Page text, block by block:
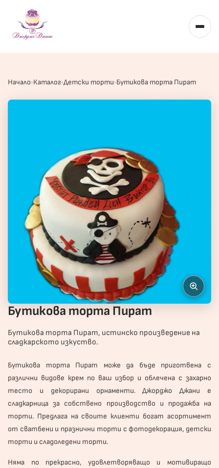
Начало Каталог Детски торти Бутикова торта Пират
Бутикова торта Пират, истинско произведение на
сладкарското изкуство.
Бутикова тортаПират може да бъде приготвена с
различни видове крем по ваш избор и облечена с захарно
тесто и декорирани орнаменти. Джорджо Джани е
сладкарница за собствено производство и продажба на
торти. Предлага на своите клиенти богат асортимент
от сватбени и празнични торти с фотодекорация, детски
торти и сладоледени торти.
Няма по прекрасно, удовлетворяващо и мотивиращо
Бутикова торта Пират